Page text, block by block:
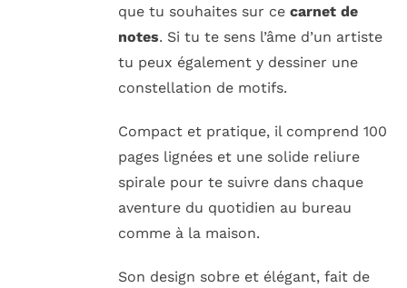
que tu souhaites sur cecarnet de
notes. Si tu te sens l’âme d’un artiste
tu peux également y dessiner une
constellation de motifs.
Compact et pratique, il comprend 100
pages lignées et une solide reliure
spirale pour te suivre dans chaque
aventure du quotidien au bureau
comme à la maison.
Son design sobre et élégant, fait de